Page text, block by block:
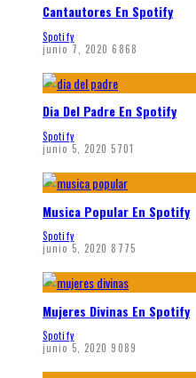
Cantautores En Spotify
Spotify
junio 7, 2020 6868
Dia Del Padre En Spotify
Spotify
junio 5, 2020 5701
Musica Popular En Spotify
Spotify
junio 5, 2020 8775
Mujeres Divinas En Spotify
Spotify
junio 5, 2020 9089